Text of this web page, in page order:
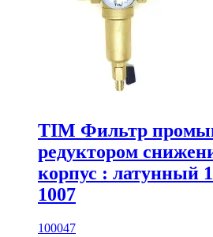
TIM Фильтр
редуктором
корпус : латунный
1007
100047